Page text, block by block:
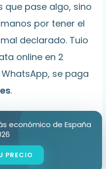
que pase algo, sino
por tener el
declarado. Tuio
online en 2
se paga
.
económico de España